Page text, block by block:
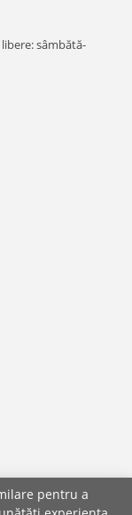
pentru a
sâmbătă-